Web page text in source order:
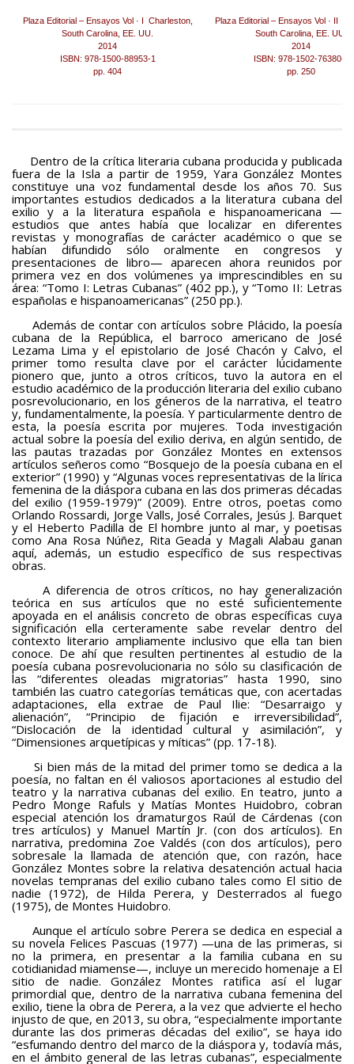
(Cuento III)
BAQUIANA – Año XXVII / Nº 137 – 138 / Enero – Junio 2026
Ensayo
BAQUIANA – Año XXVII / Nº 137 – 138 / Enero – Junio 2026
(Ensayo)
Entrevista
BAQUIANA – Año XXVII / Nº 137 – 138 / Enero – Junio 2026
(Entrevista)
Opinión
BAQUIANA – Año XXVII / Nº 137 – 138 / Enero – Junio 2026
(Opinión I)
Teatro
BAQUIANA – Año XXVII / Nº 137 – 138 / Enero – Junio 2026
(TEATRO)
Enlaces
BAQUIANA – ENLACES I
BAQUIANA – ENLACES II
BAQUIANA – ENLACES III
Números Anteriores
BAQUIANA – Números Anteriores (2021 – 2025)
BAQUIANA – Números Anteriores (2016 – 2020)
BAQUIANA – Números Anteriores (2010 – 2015)
BAQUIANA – Números Anteriores (2005 – 2010)
BAQUIANA – Números Anteriores (1999 – 2004)
Plaza Editorial – Ensayos Vol · I Charleston,
South Carolina, EE. UU.
2014
ISBN: 978-1500-88953-1
pp. 404
Plaza Editorial – Ensayos Vol · II
South Carolina, EE. UU.
2014
ISBN: 978-1502-76380-8
pp. 250
Dentro de la crítica literaria cubana producida y publicada
fuera de la Isla a partir de 1959, Yara González Montes
constituye una voz fundamental desde los años 70. Sus
importantes estudios dedicados a la literatura cubana del
exilio y a la literatura española e hispanoamericana —
estudios que antes había que localizar en diferentes
revistas y monografías de carácter académico o que se
habían difundido sólo oralmente en congresos y
presentaciones de libro— aparecen ahora reunidos por
primera vez en dos volúmenes ya imprescindibles en su
área: “Tomo I: Letras Cubanas” (402 pp.), y “Tomo II: Letras
españolas e hispanoamericanas” (250 pp.).
Además de contar con artículos sobre Plácido, la poesía
cubana de la República, el barroco americano de José
Lezama Lima y el epistolario de José Chacón y Calvo, el
primer tomo resulta clave por el carácter lúcidamente
pionero que, junto a otros críticos, tuvo la autora en el
estudio académico de la producción literaria del exilio cubano
posrevolucionario, en los géneros de la narrativa, el teatro
y, fundamentalmente, la poesía. Y particularmente dentro de
esta, la poesía escrita por mujeres. Toda investigación
actual sobre la poesía del exilio deriva, en algún sentido, de
las pautas trazadas por González Montes en extensos
artículos señeros como “Bosquejo de la poesía cubana en el
exterior” (1990) y “Algunas voces representativas de la lírica
femenina de la diáspora cubana en las dos primeras décadas
del exilio (1959-1979)” (2009). Entre otros, poetas como
Orlando Rossardi, Jorge Valls, José Corrales, Jesús J. Barquet
y el Heberto Padilla de El hombre junto al mar, y poetisas
como Ana Rosa Núñez, Rita Geada y Magali Alabau ganan
aquí, además, un estudio específico de sus respectivas
obras.
A diferencia de otros críticos, no hay generalización
teórica en sus artículos que no esté suficientemente
apoyada en el análisis concreto de obras específicas cuya
significación ella certeramente sabe revelar dentro del
contexto literario ampliamente inclusivo que ella tan bien
conoce. De ahí que resulten pertinentes al estudio de la
poesía cubana posrevolucionaria no sólo su clasificación de
las “diferentes oleadas migratorias” hasta 1990, sino
también las cuatro categorías temáticas que, con acertadas
adaptaciones, ella extrae de Paul Ilie: “Desarraigo y
alienación”, “Principio de fijación e irreversibilidad”,
“Dislocación de la identidad cultural y asimilación”, y
“Dimensiones arquetípicas y míticas” (pp. 17-18).
Si bien más de la mitad del primer tomo se dedica a la
poesía, no faltan en él valiosos aportaciones al estudio del
teatro y la narrativa cubanas del exilio. En teatro, junto a
Pedro Monge Rafuls y Matías Montes Huidobro, cobran
especial atención los dramaturgos Raúl de Cárdenas (con
tres artículos) y Manuel Martín Jr. (con dos artículos). En
narrativa, predomina Zoe Valdés (con dos artículos), pero
sobresale la llamada de atención que, con razón, hace
González Montes sobre la relativa desatención actual hacia
novelas tempranas del exilio cubano tales como El sitio de
nadie (1972), de Hilda Perera, y Desterrados al fuego
(1975), de Montes Huidobro.
Aunque el artículo sobre Perera se dedica en especial a
su novela Felices Pascuas (1977) —una de las primeras, si
no la primera, en presentar a la familia cubana en su
cotidianidad miamense—, incluye un merecido homenaje a El
sitio de nadie. González Montes ratifica así el lugar
primordial que, dentro de la narrativa cubana femenina del
exilio, tiene la obra de Perera, a la vez que advierte el hecho
injusto de que, en 2013, su obra, “especialmente importante
durante las dos primeras décadas del exilio”, se haya ido
“esfumando dentro del marco de la diáspora y, todavía más,
en el ámbito general de las letras cubanas”, especialmente